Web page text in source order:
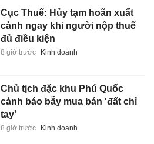
Cục Thuế: Hủy tạm hoãn xuất
cảnh ngay khi người nộp thuế
đủ điều kiện
8 giờ trước Kinh doanh
Chủ tịch đặc khu Phú Quốc
cảnh báo bẫy mua bán 'đất chỉ
tay'
8 giờ trước Kinh doanh